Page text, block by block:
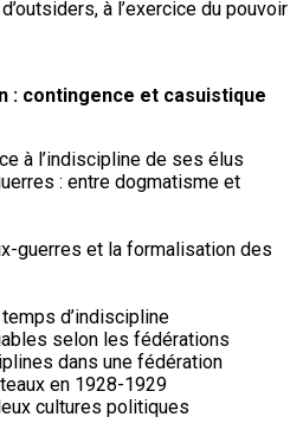
à l’exercice du pouvoir
: contingence et casuistique
à l’indiscipline de ses élus
: entre dogmatisme et
guerres et la formalisation des
d’indiscipline
selon les fédérations
dans une fédération
en 1928-1929
cultures politiques